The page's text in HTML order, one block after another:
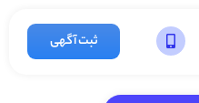
ثبت آگهی